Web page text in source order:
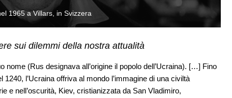
1965 a Villars, in Svizzera
sui dilemmi della nostra attualità
nome (Rus designava all’origine il popolo dell’Ucraina). […] Fino
l’Ucraina offriva al mondo l’immagine di una civiltà
e nell’oscurità, Kiev, cristianizzata da San Vladimiro,